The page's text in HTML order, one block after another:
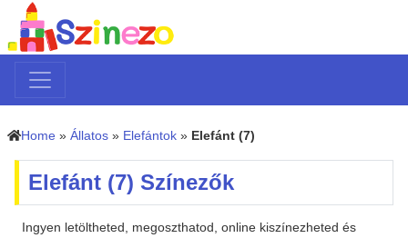
Home » Állatos » Elefántok » Elefánt (7)
Elefánt (7) Színezők
Ingyen letöltheted, megoszthatod, online kiszínezheted és